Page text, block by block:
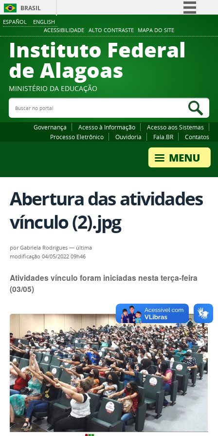
ESPAÑOL ENGLISH
ACESSIBILIDADE ALTO CONTRASTE MAPA DO SITE
BRASIL
Comunica BR
Participe
Canais
Instituto Federal
de Alagoas
MINISTÉRIO DA EDUCAÇÃO
Buscar no portal
Governança Acesso à Informação
Acesso aos Sistemas
Processo Eletrônico
Ouvidoria Fala.BR Contatos
Abertura das atividades
vínculo (2).jpg
porGabriela Rodrigues — última
modificação 04/05/2022 09h46
Atividades vínculo foram iniciadas nesta terça-feira
(03/05)